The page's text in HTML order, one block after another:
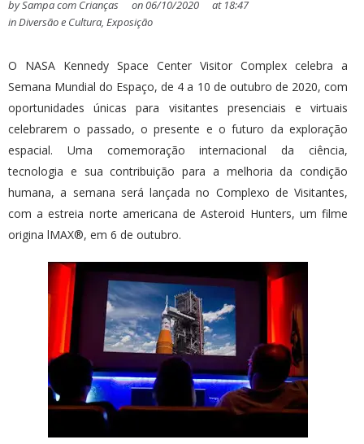
bySampa com Crianças on06/10/2020 at 18:47
inDiversão e Cultura, Exposição
O NASA Kennedy Space Center Visitor Complex celebra a
Semana Mundial do Espaço, de 4 a 10 de outubro de 2020, com
oportunidades únicas para visitantes presenciais e virtuais
celebrarem o passado, o presente e o futuro da exploração
espacial. Uma comemoração internacional da ciência,
tecnologia e sua contribuição para a melhoria da condição
humana, a semana será lançada no Complexo de Visitantes,
com a estreia norte americana de Asteroid Hunters, um filme
origina lMAX®, em 6 de outubro.